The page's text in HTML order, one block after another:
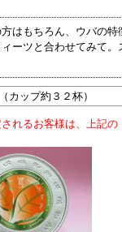
はもちろん、ウバの特
ーツと合わせてみて。
カップ約３２杯）
れるお客様は、上記